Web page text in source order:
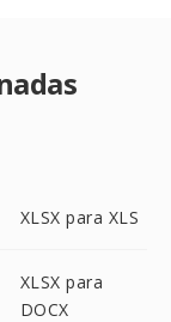
XLSX para XLS
XLSX para
DOCX